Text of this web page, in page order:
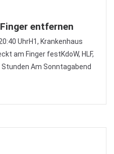
entfernen
UhrH1, Krankenhaus
am Finger festKdoW, HLF,
Am Sonntagabend